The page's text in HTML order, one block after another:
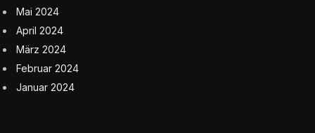
Mai 2024
April 2024
März 2024
Februar 2024
Januar 2024